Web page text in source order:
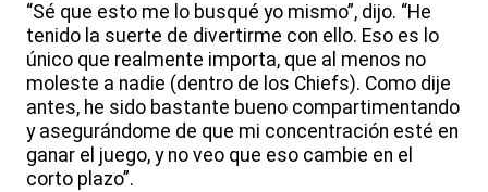
“Sé que esto me lo busqué yo mismo”, dijo. “He
tenido la suerte de divertirme con ello. Eso es lo
único que realmente importa, que al menos no
moleste a nadie (dentro de los Chiefs). Como dije
antes, he sido bastante bueno compartimentando
y asegurándome de que mi concentración esté en
ganar el juego, y no veo que eso cambie en el
corto plazo”.